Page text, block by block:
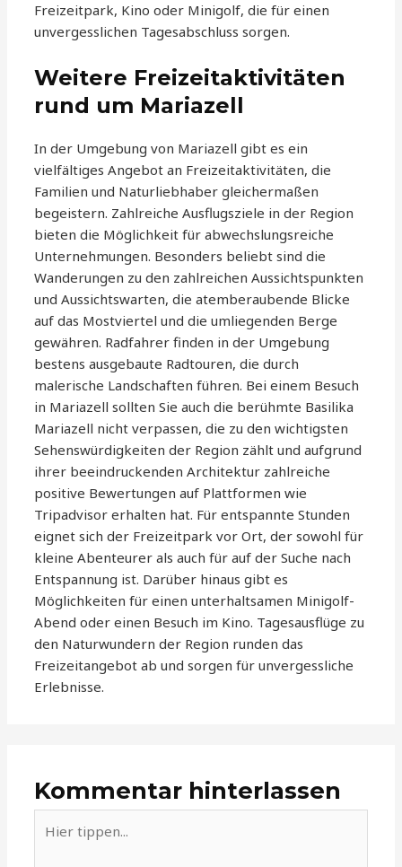
Freizeitpark, Kino oder Minigolf, die für einen
unvergesslichen Tagesabschluss sorgen.
Weitere Freizeitaktivitäten
rund um Mariazell
In der Umgebung von Mariazell gibt es ein
vielfältiges Angebot an Freizeitaktivitäten, die
Familien und Naturliebhaber gleichermaßen
begeistern. Zahlreiche Ausflugsziele in der Region
bieten die Möglichkeit für abwechslungsreiche
Unternehmungen. Besonders beliebt sind die
Wanderungen zu den zahlreichen Aussichtspunkten
und Aussichtswarten, die atemberaubende Blicke
auf das Mostviertel und die umliegenden Berge
gewähren. Radfahrer finden in der Umgebung
bestens ausgebaute Radtouren, die durch
malerische Landschaften führen. Bei einem Besuch
in Mariazell sollten Sie auch die berühmte Basilika
Mariazell nicht verpassen, die zu den wichtigsten
Sehenswürdigkeiten der Region zählt und aufgrund
ihrer beeindruckenden Architektur zahlreiche
positive Bewertungen auf Plattformen wie
Tripadvisor erhalten hat. Für entspannte Stunden
eignet sich der Freizeitpark vor Ort, der sowohl für
kleine Abenteurer als auch für auf der Suche nach
Entspannung ist. Darüber hinaus gibt es
Möglichkeiten für einen unterhaltsamen Minigolf-
Abend oder einen Besuch im Kino. Tagesausflüge zu
den Naturwundern der Region runden das
Freizeitangebot ab und sorgen für unvergessliche
Erlebnisse.
Kommentar hinterlassen
tippen...